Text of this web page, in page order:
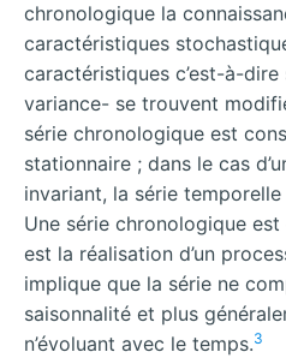
chronologique la
caractéristiques
caractéristiques c’est-à-
variance- se trouvent
série chronologique est
stationnaire ; dans le cas
invariant, la série
Une série chronologique
est la réalisation d’un
implique que la série ne
saisonnalité et plus
n’évoluant avec le temps.3